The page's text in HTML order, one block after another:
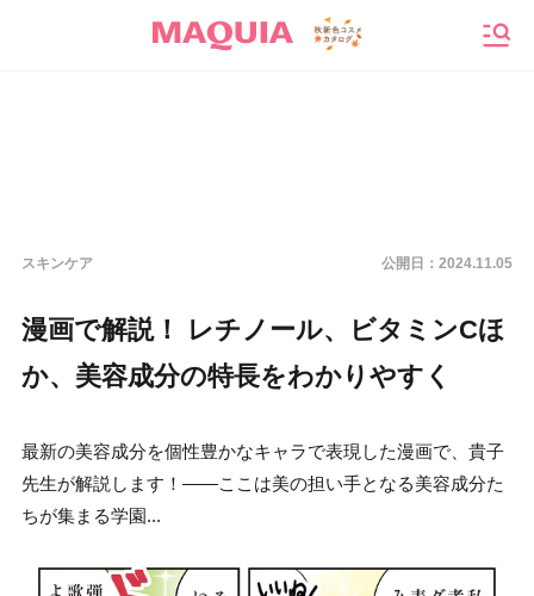
スキンケア 公開日： 2024.11.05
漫画で解説！ レチノール、ビタミンCほ
か、美容成分の特長をわかりやすく
最新の美容成分を個性豊かなキャラで表現した漫画で、貴子
先生が解説します！――ここは美の担い手となる美容成分た
ちが集まる学園...